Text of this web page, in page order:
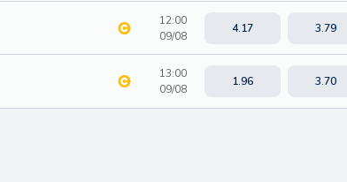
12:00
09/08
4.17 3.79
13:00
09/08
1.96 3.70